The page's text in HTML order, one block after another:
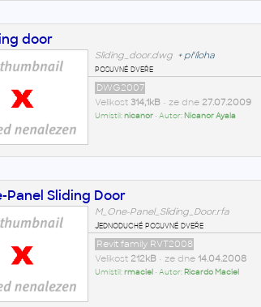
door
Sliding_door.dwg + příloha
posuvné dveře
DWG2007
Velikost 314,1kB• ze dne 27.07.2009
Umístil:nicanor• Autor: Nicanor Ayala
Panel Sliding Door
M_One-Panel_Sliding_Door.rfa
Jednoduché posuvné dveře
Revit family RVT2008
Velikost 212kB• ze dne 14.04.2008
Umístil:rmaciel • Autor: Ricardo Maciel